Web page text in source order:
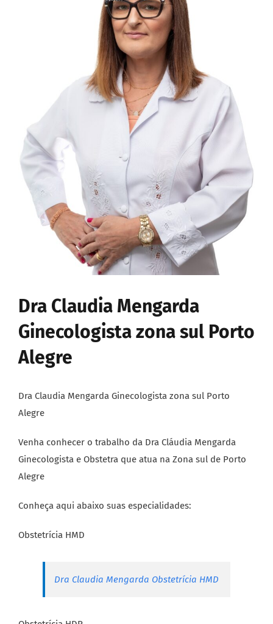
Dra Claudia Mengarda
Ginecologista zona sul Porto
Alegre
Dra Claudia Mengarda Ginecologista zona sul Porto
Alegre
Venha conhecer o trabalho da Dra Cláudia Mengarda
Ginecologista e Obstetra que atua na Zona sul de Porto
Alegre
Conheça aqui abaixo suas especialidades:
Obstetrícia HMD
Dra Claudia Mengarda Obstetrícia HMD